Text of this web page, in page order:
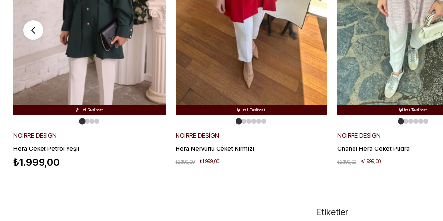
Ücretsiz Kargo
Hızlı Teslimat
Kolay Değişim
NOIRRE DESİGN
Hera Ceket Petrol Yeşil
₺1.999,00
Ücretsiz Kargo
 Hızlı Teslimat
Kolay Değişim
NOIRRE DESİGN
Hera Nervürlü Ceket Kırmızı
₺1.999,00
₺2.190,00
Ücretsiz Kargo
Hızlı Teslimat
Kolay Değişim
NOIRRE DESİGN
Chanel Hera Ceket Pudra
₺1.999,00
₺2.190,00
Etiketler